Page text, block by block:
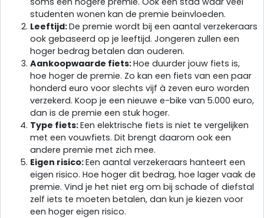
studenten wonen kan de premie beïnvloeden.
Leeftijd:De premie wordt bij een aantal verzekeraars
ook gebaseerd op je leeftijd. Jongeren zullen een
hoger bedrag betalen dan ouderen.
Aankoopwaarde fiets:Hoe duurder jouw fiets is,
hoe hoger de premie. Zo kan een fiets van een paar
honderd euro voor slechts vijf à zeven euro worden
verzekerd. Koop je een nieuwe e-bike van 5.000 euro,
dan is de premie een stuk hoger.
Type fiets:Een elektrische fiets is niet te vergelijken
met een vouwfiets. Dit brengt daarom ook een
andere premie met zich mee.
Eigen risico:Een aantal verzekeraars hanteert een
eigen risico. Hoe hoger dit bedrag, hoe lager vaak de
premie. Vind je het niet erg om bij schade of diefstal
zelf iets te moeten betalen, dan kun je kiezen voor
een hoger eigen risico.